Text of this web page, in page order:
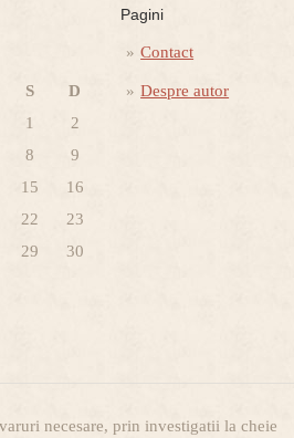
S
D
1
2
8
9
15
16
22
23
29
30
Pagini
Contact
Despre autor
necesare, prin investigatii la cheie